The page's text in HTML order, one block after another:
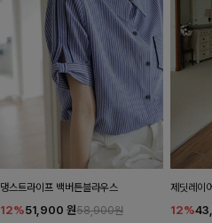
댕스트라이프 백버튼블라우스
12%51,900 원58,900원
제딧레이
12%